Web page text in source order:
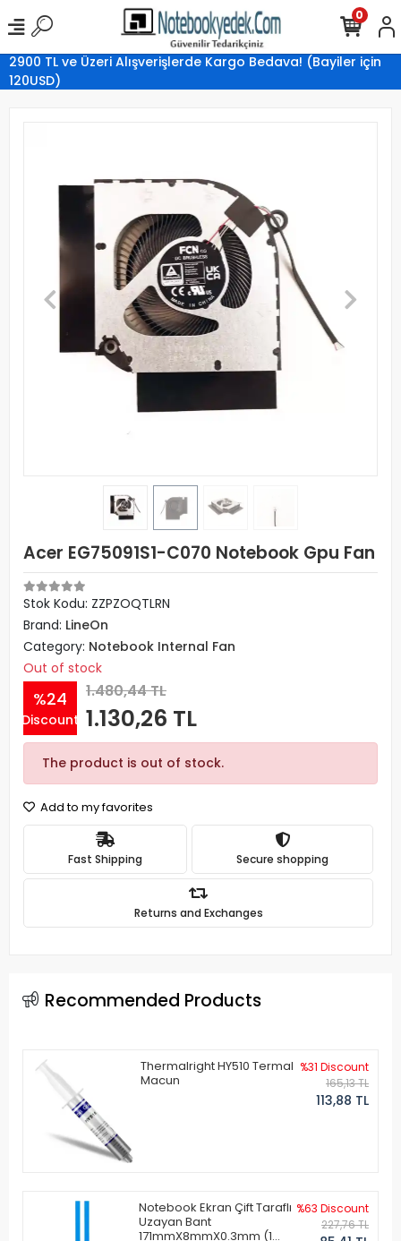
2900 TL ve Üzeri Alışverişlerde Kargo Bedava! (Bayiler için
120USD)
0
Acer EG75091S1-C070 Notebook Gpu Fan
Stok Kodu: ZZPZOQTLRN
Brand: LineOn
Category: Notebook Internal Fan
Out of stock
%24
Discount
1.480,44 TL
1.130,26 TL
The product is out of stock.
Add to my favorites
Fast Shipping Secure shopping
Returns and Exchanges
Recommended Products
Thermalright HY510 Termal
Macun
%31 Discount
165,13 TL
113,88 TL
Notebook Ekran Çift Taraflı
Uzayan Bant
171mmX8mmX0.3mm (1
%63 Discount
227,76 TL